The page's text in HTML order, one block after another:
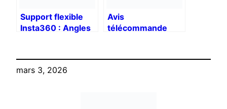
Support flexible
Insta360 : Angles
Avis
télécommande
mars 3, 2026